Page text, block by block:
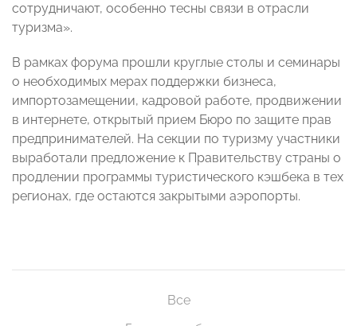
сотрудничают, особенно тесны связи в отрасли
туризма».
В рамках форума прошли круглые столы и семинары
о необходимых мерах поддержки бизнеса,
импортозамещении, кадровой работе, продвижении
в интернете, открытый прием Бюро по защите прав
предпринимателей. На секции по туризму участники
выработали предложение к Правительству страны о
продлении программы туристического кэшбека в тех
регионах, где остаются закрытыми аэропорты.
Все